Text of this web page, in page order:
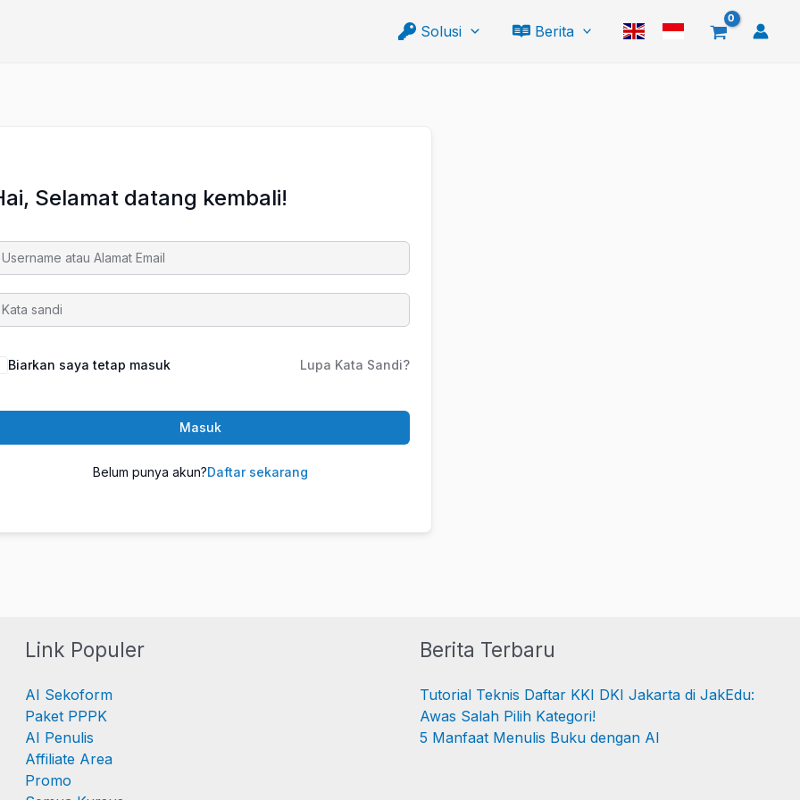
Solusi
Berita
Selamat datang kembali!
Biarkan saya tetap masuk Lupa Kata Sandi?
Masuk
Belum punya akun?Daftar sekarang
Link Populer
AI Sekoform
Paket PPPK
AI Penulis
Affiliate Area
Promo
Berita Terbaru
Tutorial Teknis Daftar KKI DKI Jakarta di JakEdu:
Awas Salah Pilih Kategori!
5 Manfaat Menulis Buku dengan AI